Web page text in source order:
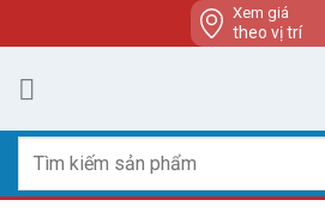
to
content
Xem giá
theo vị trí
kiếm: